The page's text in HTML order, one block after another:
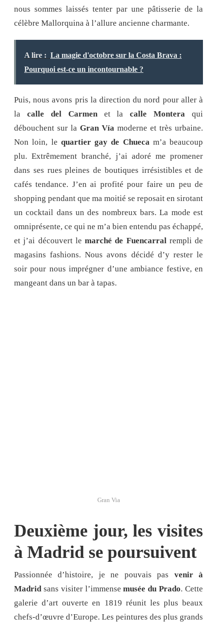
nous sommes laissés tenter par une pâtisserie de la
célèbre Mallorquina à l’allure ancienne charmante.
A lire : La magie d'octobre sur la Costa Brava :
Pourquoi est-ce un incontournable ?
Puis, nous avons pris la direction du nord pour aller à
la calle del Carmenet lacalle Montera qui
débouchent sur la Gran Vía moderne et très urbaine.
Non loin, le quartier gay de Chuecam’a beaucoup
plu. Extrêmement branché, j’ai adoré me promener
dans ses rues pleines de boutiques irrésistibles et de
cafés tendance. J’en ai profité pour faire un peu de
shopping pendant que ma moitié se reposait en sirotant
un cocktail dans un des nombreux bars. La mode est
omniprésente, ce qui ne m’a bien entendu pas échappé,
et j’ai découvert le marché de Fuencarralrempli de
magasins fashions. Nous avons décidé d’y rester le
soir pour nous imprégner d’une ambiance festive, en
mangeant dans un bar à tapas.
Gran Via
Deuxième jour, les visites
à Madrid se poursuivent
Passionnée d’histoire, je ne pouvais pas venir à
Madrid sans visiter l’immensemusée du Prado. Cette
galerie d’art ouverte en 1819 réunit les plus beaux
chefs-d’œuvre d’Europe. Les peintures des plus grands